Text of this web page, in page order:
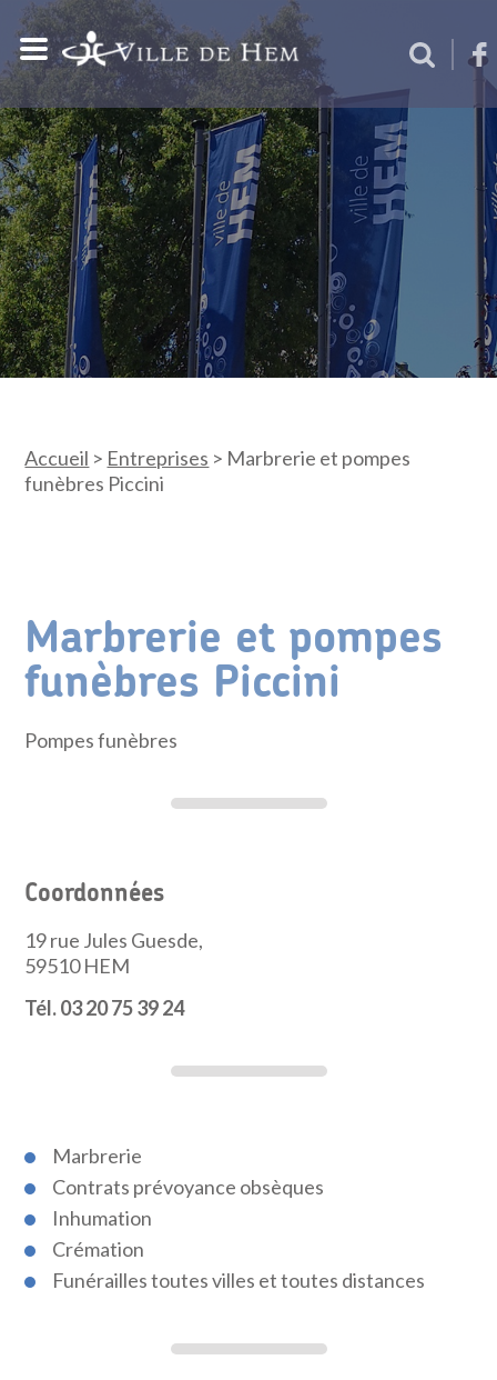
Accueil > Entreprises > Marbrerie et pompes
funèbres Piccini
Marbrerie et pompes
funèbres Piccini
Pompes funèbres
Coordonnées
19 rue Jules Guesde,
59510 HEM
Tél. 03 20 75 39 24
Marbrerie
Contrats prévoyance obsèques
Inhumation
Crémation
Funérailles toutes villes et toutes distances